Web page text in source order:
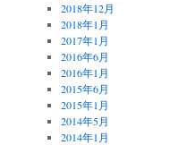
2018年12月
2018年1月
2017年1月
2016年6月
2016年1月
2015年6月
2015年1月
2014年5月
2014年1月